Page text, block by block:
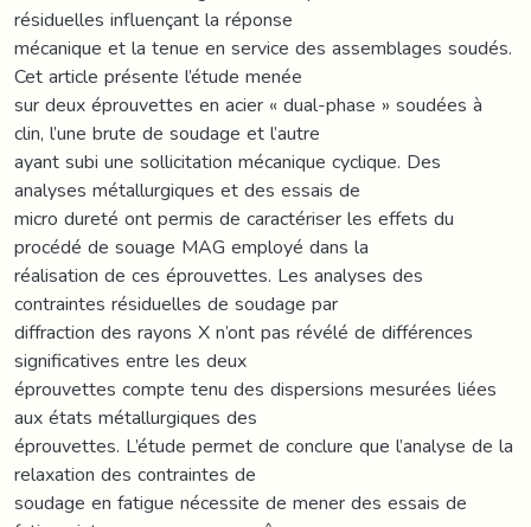
résiduelles influençant la réponse
mécanique et la tenue en service des assemblages soudés.
Cet article présente l’étude menée
sur deux éprouvettes en acier « dual-phase » soudées à
clin, l’une brute de soudage et l’autre
ayant subi une sollicitation mécanique cyclique. Des
analyses métallurgiques et des essais de
micro dureté ont permis de caractériser les effets du
procédé de souage MAG employé dans la
réalisation de ces éprouvettes. Les analyses des
contraintes résiduelles de soudage par
diffraction des rayons X n’ont pas révélé de différences
significatives entre les deux
éprouvettes compte tenu des dispersions mesurées liées
aux états métallurgiques des
éprouvettes. L’étude permet de conclure que l’analyse de la
relaxation des contraintes de
soudage en fatigue nécessite de mener des essais de